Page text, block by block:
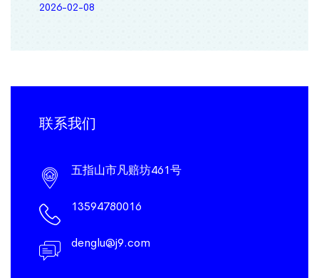
2026-02-08
联系我们
五指山市凡赔坊461号
13594780016
denglu@j9.com